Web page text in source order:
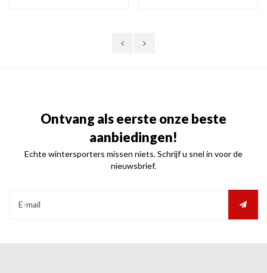
Ontvang als eerste onze beste
aanbiedingen!
Echte wintersporters missen niets. Schrijf u snel in voor de
nieuwsbrief.